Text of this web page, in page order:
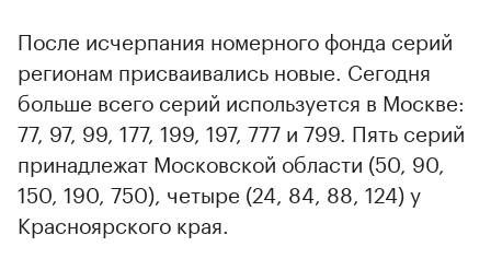
После исчерпания номерного фонда серий
регионам присваивались новые. Сегодня
больше всего серий используется в Москве:
77, 97, 99, 177, 199, 197, 777 и 799. Пять серий
принадлежат Московской области (50, 90,
150, 190, 750), четыре (24, 84, 88, 124) у
Красноярского края.